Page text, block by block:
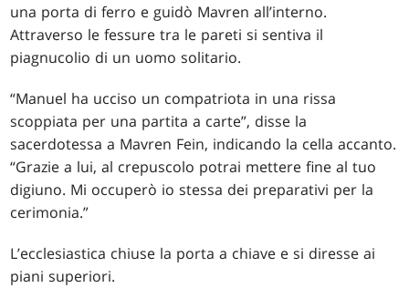
una porta di ferro e guidò Mavren all’interno.
Attraverso le fessure tra le pareti si sentiva il
piagnucolio di un uomo solitario.
“Manuel ha ucciso un compatriota in una rissa
scoppiata per una partita a carte”, disse la
sacerdotessa a Mavren Fein, indicando la cella accanto.
“Grazie a lui, al crepuscolo potrai mettere fine al tuo
digiuno. Mi occuperò io stessa dei preparativi per la
cerimonia.”
L’ecclesiastica chiuse la porta a chiave e si diresse ai
piani superiori.